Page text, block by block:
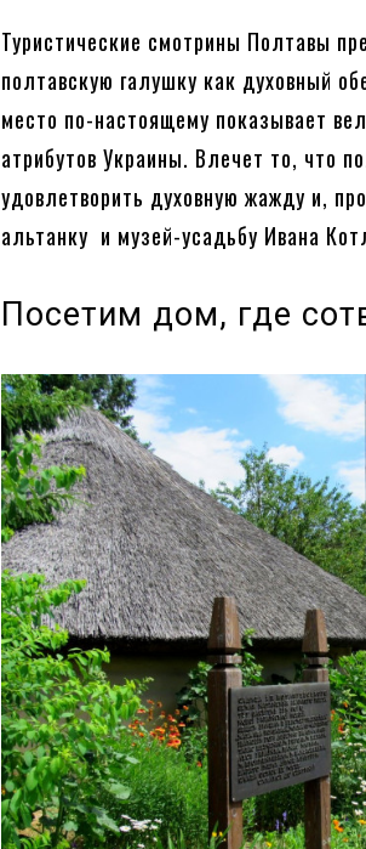
Туристические смотрины Полтавы
полтавскую галушку как духовный
место по-настоящему показывает
атрибутов Украины. Влечет то, что
удовлетворить духовную жажду и,
альтанку и музей-усадьбу Ивана
Посетим дом, где